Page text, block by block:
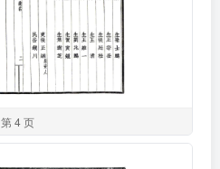
第 4 页